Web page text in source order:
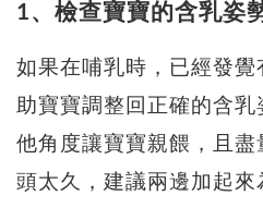
1、檢查寶寶的含乳姿
如果在哺乳時，已經發
助寶寶調整回正確的含
他角度讓寶寶親餵，且
頭太久，建議兩邊加起